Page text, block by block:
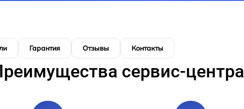
Гарантия Отзывы Контакты
сервис-центра